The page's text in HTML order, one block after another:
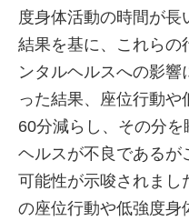
度身体活動の時間が
結果を基に、これらの
ンタルヘルスへの影
った結果、座位行動や
60分減らし、その分
ヘルスが不良であるが
可能性が示唆されまし
の座位行動や低強度身